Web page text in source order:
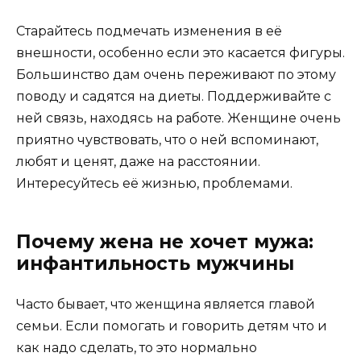
Старайтесь подмечать изменения в её
внешности, особенно если это касается фигуры.
Большинство дам очень переживают по этому
поводу и садятся на диеты. Поддерживайте с
ней связь, находясь на работе. Женщине очень
приятно чувствовать, что о ней вспоминают,
любят и ценят, даже на расстоянии.
Интересуйтесь её жизнью, проблемами.
Почему жена не хочет мужа:
инфантильность мужчины
Часто бывает, что женщина является главой
семьи. Если помогать и говорить детям что и
как надо сделать, то это нормально